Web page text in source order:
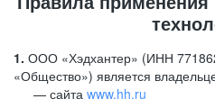
1. ООО «Хэдхантер» (ИНН
«Общество») является
сайта www.hh.ru